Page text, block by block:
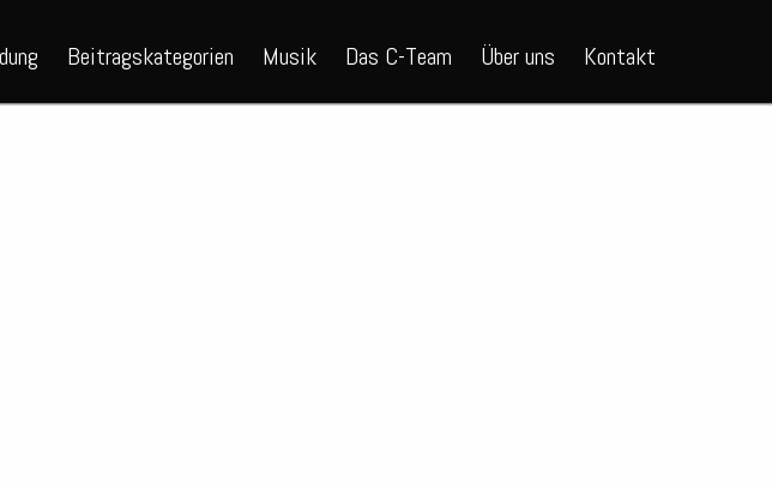
Beitragskategorien Musik Das C-Team Über uns Kontakt